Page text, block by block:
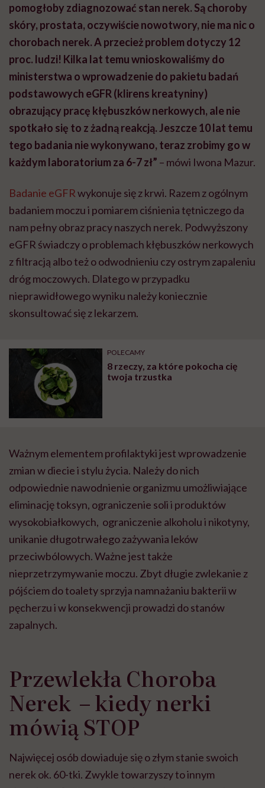
pomogłoby zdiagnozować stan nerek. Są choroby
skóry, prostata, oczywiście nowotwory, nie ma nic o
chorobach nerek. A przecież problem dotyczy 12
proc. ludzi! Kilka lat temu wnioskowaliśmy do
ministerstwa o wprowadzenie do pakietu badań
podstawowych eGFR (klirens kreatyniny)
obrazujący pracę kłębuszków nerkowych, ale nie
spotkało się to z żadną reakcją. Jeszcze 10 lat temu
tego badania nie wykonywano, teraz zrobimy go w
każdym laboratorium za 6-7 zł” – mówi Iwona Mazur.
Badanie eGFRwykonuje się z krwi. Razem z ogólnym
badaniem moczu i pomiarem ciśnienia tętniczego da
nam pełny obraz pracy naszych nerek. Podwyższony
eGFR świadczy o problemach kłębuszków nerkowych
z filtracją albo też o odwodnieniu czy ostrym zapaleniu
dróg moczowych. Dlatego w przypadku
nieprawidłowego wyniku należy koniecznie
skonsultować się z lekarzem.
POLECAMY
8 rzeczy, za które pokocha cię
twoja trzustka
Ważnym elementem profilaktyki jest wprowadzenie
zmian w diecie i stylu życia. Należy do nich
odpowiednie nawodnienie organizmu umożliwiające
eliminację toksyn, ograniczenie soli i produktów
wysokobiałkowych, ograniczenie alkoholu i nikotyny,
unikanie długotrwałego zażywania leków
przeciwbólowych. Ważne jest także
nieprzetrzymywanie moczu. Zbyt długie zwlekanie z
pójściem do toalety sprzyja namnażaniu bakterii w
pęcherzu i w konsekwencji prowadzi do stanów
zapalnych.
Przewlekła Choroba
Nerek – kiedy nerki
mówią STOP
Najwięcej osób dowiaduje się o złym stanie swoich
nerek ok. 60-tki. Zwykle towarzyszy to innym